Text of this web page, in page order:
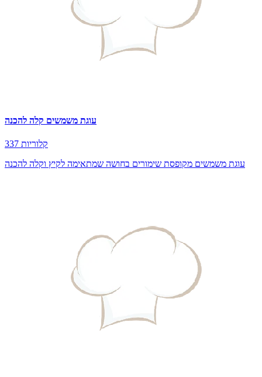
עוגת משמשים קלה להכנה
337 קלוריות
עוגת משמשים מקופסת שימורים בחושה שמתאימה לקיץ וקלה להכנה